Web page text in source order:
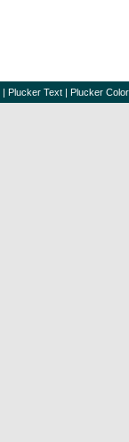
| Plucker Text | Plucker Color